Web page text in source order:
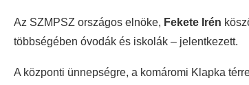
Az SZMPSZ országos elnöke, Fekete Irén
többségében óvodák és iskolák – jelentkezett.
A központi ünnepségre, a komáromi Klapka